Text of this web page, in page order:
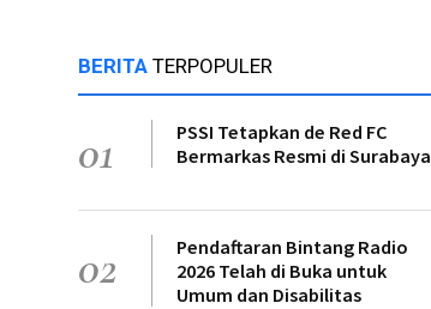
BERITA TERPOPULER
01
PSSI Tetapkan de Red FC
Bermarkas Resmi di Surabaya
02
Pendaftaran Bintang Radio
2026 Telah di Buka untuk
Umum dan Disabilitas